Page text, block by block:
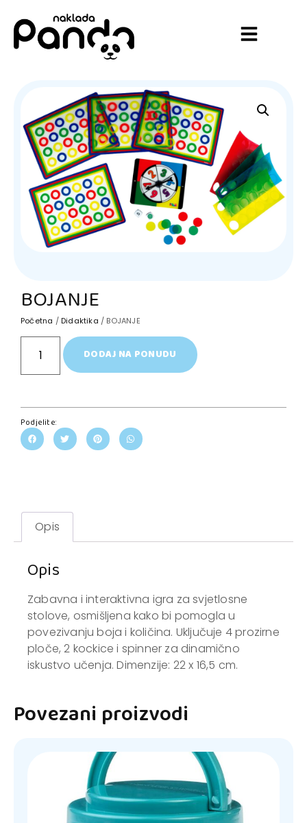
BOJANJE
Početna / Didaktika / BOJANJE
DODAJ NA PONUDU
Podjelite:
Opis
Opis
Zabavna i interaktivna igra za svjetlosne
stolove, osmišljena kako bi pomogla u
povezivanju boja i količina. Uključuje 4 prozirne
ploče, 2 kockice i spinner za dinamično
iskustvo učenja. Dimenzije: 22 x 16,5 cm.
Povezani proizvodi